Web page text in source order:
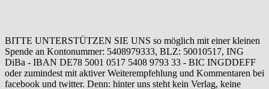
BITTE UNTERSTÜTZEN SIE UNS so möglich mit einer kleinen
Spende an Kontonummer: 5408979333, BLZ: 50010517, ING
DiBa - IBAN DE78 5001 0517 5408 9793 33 - BIC INGDDEFF
oder zumindest mit aktiver Weiterempfehlung und Kommentaren bei
facebook und twitter. Denn: hinter uns steht kein Verlag, keine